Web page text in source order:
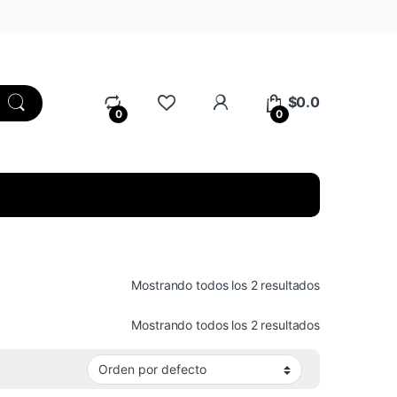
0
My Account
0
$0.0
Mostrando todos los 2 resultados
Mostrando todos los 2 resultados